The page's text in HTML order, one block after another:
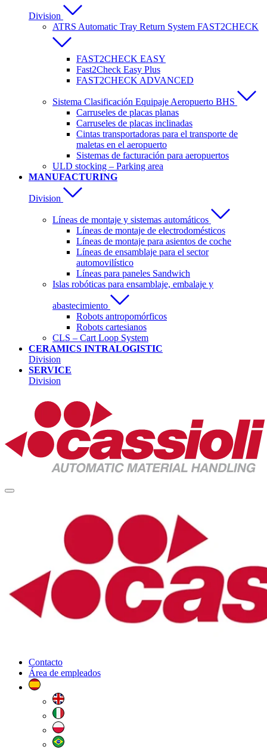
Division
ATRS Automatic Tray Return System FAST2CHECK
FAST2CHECK EASY
Fast2Check Easy Plus
FAST2CHECK ADVANCED
Sistema Clasificación Equipaje Aeropuerto BHS
Carruseles de placas planas
Carruseles de placas inclinadas
Cintas transportadoras para el transporte de
maletas en el aeropuerto
Sistemas de facturación para aeropuertos
ULD stocking – Parking area
MANUFACTURING
Division
Líneas de montaje y sistemas automáticos
Líneas de montaje de electrodomésticos
Líneas de montaje para asientos de coche
Líneas de ensamblaje para el sector
automovilístico
Líneas para paneles Sandwich
Islas robóticas para ensamblaje, embalaje y
abastecimiento
Robots antropomórficos
Robots cartesianos
CLS – Cart Loop System
CERAMICS INTRALOGISTIC
Division
SERVICE
Division
Contacto
Área de empleados